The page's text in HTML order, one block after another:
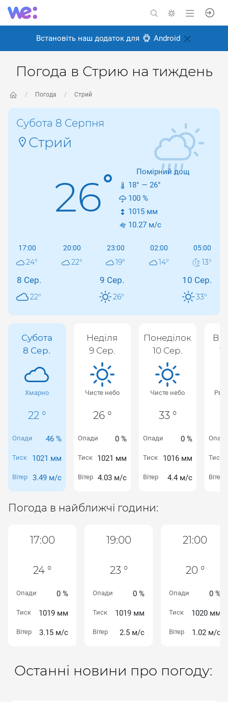
Встановіть наш додаток для Android
Погода в Стрию на тиждень
Погода Стрий
Субота 8 Серпня
Стрий
26°
Помірний дощ
18° — 26°
100 %
1015 мм
10.27 м/с
17:00
24°
20:00
22°
23:00
19°
02:00
14°
05:00
13°
8 Сер.
22°
9 Сер.
26°
10 Сер.
33°
Субота
8 Сер.
Хмарно
22 °
Опади 46 %
Тиск 1021 мм
Вітер 3.49 м/с
Неділя
9 Сер.
Чисте небо
26 °
Опади 0 %
Тиск 1021 мм
Вітер 4.03 м/с
Понеділок
10 Сер.
Чисте небо
33 °
Опади 0 %
Тиск 1016 мм
Вітер 4.4 м/с
Тиск
Вітер
Погода в найближчі години:
17:00
24 °
Опади 0 %
Тиск 1019 мм
Вітер 3.15 м/с
19:00
23 °
Опади 0 %
Тиск 1019 мм
Вітер 2.5 м/с
21:00
20 °
Опади 0 %
Тиск 1020 мм
Вітер 1.02 м/с
Останні новини про погоду: